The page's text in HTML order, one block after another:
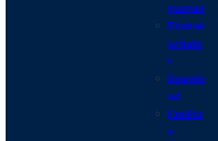
muman
Ekstrak
urikule
r
Downlo
ad
Fasilita
s